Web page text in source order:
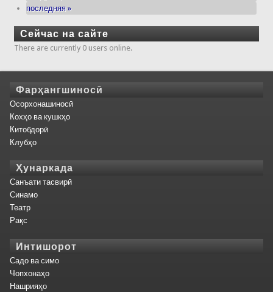
последняя »
Сейчас на сайте
There are currently 0 users online.
Фарҳангшиносӣ
Осорхонашиносӣ
Кохҳо ва кушкҳо
Китобдорӣ
Клубҳо
Ҳунаркада
Санъати тасвирӣ
Синамо
Театр
Рақс
Интишорот
Садо ва симо
Чопхонаҳо
Нашрияҳо